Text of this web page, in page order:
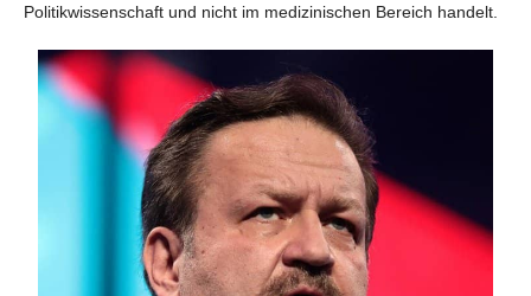
Politikwissenschaft und nicht im medizinischen Bereich handelt.